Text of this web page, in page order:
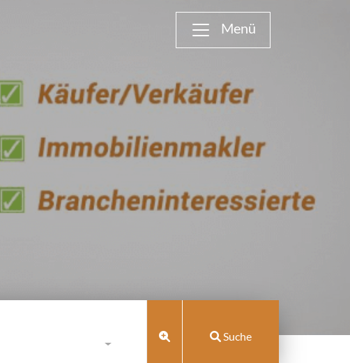
Suche